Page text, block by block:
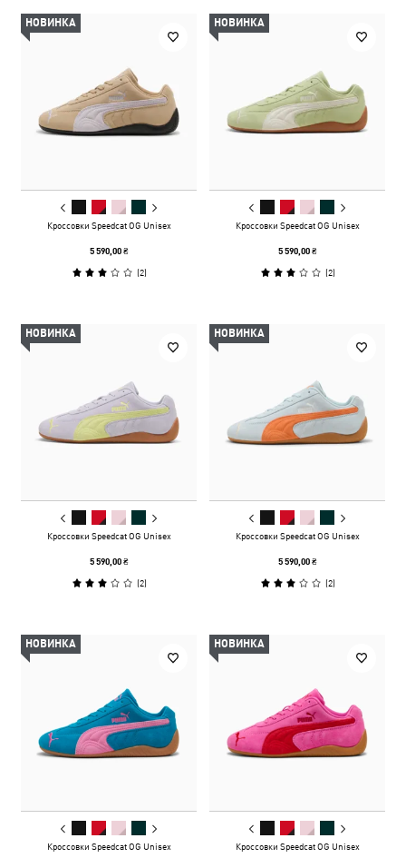
НОВИНКА
Кроссовки Speedcat OG Unisex
5 590,00 ₴
(2)
НОВИНКА
Кроссовки Speedcat OG Unisex
5 590,00 ₴
(2)
НОВИНКА
Кроссовки Speedcat OG Unisex
5 590,00 ₴
(2)
НОВИНКА
Кроссовки Speedcat OG Unisex
5 590,00 ₴
(2)
НОВИНКА
Кроссовки Speedcat OG Unisex
НОВИНКА
Кроссовки Speedcat OG Unisex